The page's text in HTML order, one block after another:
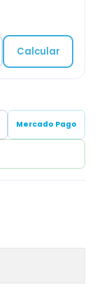
Calcular
Mercado Pago